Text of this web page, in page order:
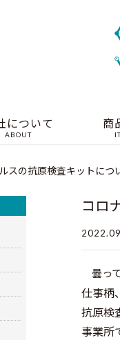
について
ABOUT
商
スの抗原検査キットにつ
コロ
曇っ
仕事柄
抗原検
事業所